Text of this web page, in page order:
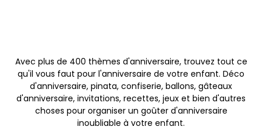
Avec plus de 400 thèmes d'anniversaire, trouvez tout ce
qu'il vous faut pour l'anniversaire de votre enfant. Déco
d'anniversaire, pinata, confiserie, ballons, gâteaux
d'anniversaire, invitations, recettes, jeux et bien d'autres
choses pour organiser un goûter d'anniversaire
inoubliable à votre enfant.